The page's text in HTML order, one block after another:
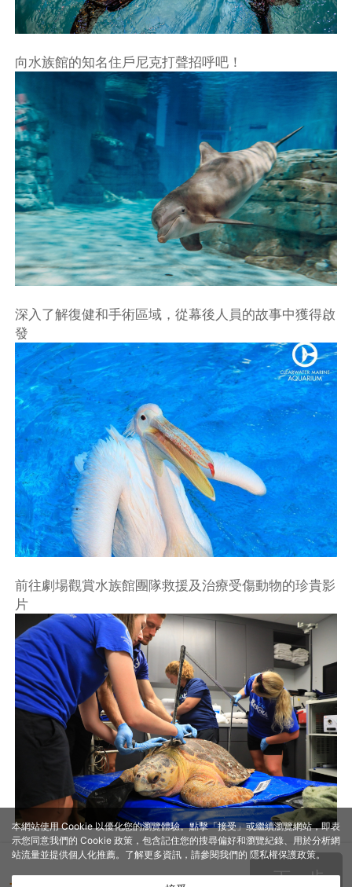
向水族館的知名住戶尼克打聲招呼吧！
深入了解復健和手術區域，從幕後人員的故事中獲得啟
發
前往劇場觀賞水族館團隊救援及治療受傷動物的珍貴影
片
下一步
本網站使用 Cookie 以優化您的瀏覽體驗。點擊「接受」或繼續瀏覽網站，即表
示您同意我們的 Cookie 政策，包含記住您的搜尋偏好和瀏覽紀錄、用於分析網
站流量並提供個人化推薦。了解更多資訊，請參閱我們的 隱私權保護政策。